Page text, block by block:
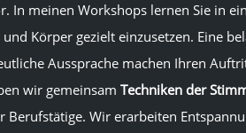
In meinen Workshops lernen Sie in
Körper gezielt einzusetzen. Eine
Aussprache machen Ihren
wir gemeinsam Techniken der
Berufstätige. Wir erarbeiten